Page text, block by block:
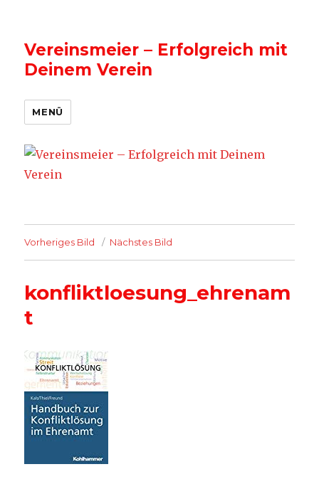
Vereinsmeier – Erfolgreich mit
Deinem Verein
MENÜ
Vorheriges Bild Nächstes Bild
konfliktloesung_ehrenam
t